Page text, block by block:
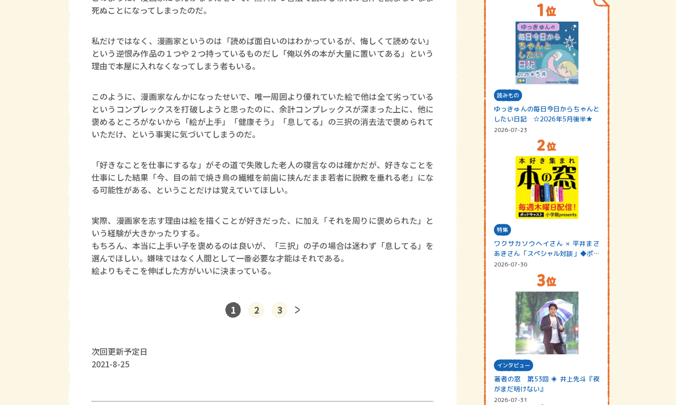
死ぬことになってしまったのだ。
私だけではなく、漫画家というのは「読めば面白いのはわかっているが、悔しくて読めない」
という逆恨み作品の１つや２つ持っているものだし「俺以外の本が大量に置いてある」という
理由で本屋に入れなくなってしまう者もいる。
このように、漫画家なんかになったせいで、唯一周囲より優れていた絵で他は全て劣っている
というコンプレックスを打破しようと思ったのに、余計コンプレックスが深まった上に、他に
褒めるところがないから「絵が上手」「健康そう」「息してる」の三択の消去法で褒められて
いただけ、という事実に気づいてしまうのだ。
「好きなことを仕事にするな」がその道で失敗した老人の寝言なのは確かだが、好きなことを
仕事にした結果「今、目の前で焼き鳥の繊維を前歯に挟んだまま若者に説教を垂れる老」にな
る可能性がある、ということだけは覚えていてほしい。
実際、漫画家を志す理由は絵を描くことが好きだった、に加え「それを周りに褒められた」と
いう経験が大きかったりする。
もちろん、本当に上手い子を褒めるのは良いが、「三択」の子の場合は迷わず「息してる」を
選んでほしい。嫌味ではなく人間として一番必要な才能はそれである。
絵よりもそこを伸ばした方がいいに決まっている。
1 2 3
次回更新予定日
2021-8-25
読みもの
ゆっきゅんの毎日今日からちゃんと
したい日記 ☆2026年5月後半★
2026-07-23
特集
ワクサカソウヘイさん × 平井まさ
あきさん「スペシャル対談」◆ポッ
ドキャスト…
2026-07-30
インタビュー
著者の窓 第53回 ◈ 井上先斗『夜
がまだ明けない』
2026-07-31